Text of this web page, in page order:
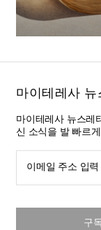
마이테레사 뉴
마이테레사 뉴스레
신 소식을 발 빠르
이메일 주소 입력
구